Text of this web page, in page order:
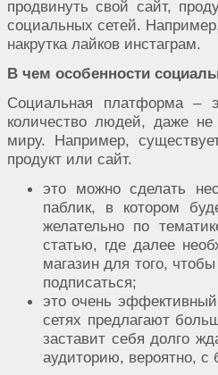
продвинуть свой сайт,
социальных сетей.
накрутка лайков инстаграм.
В чем особенности
Социальная платформа –
количество людей, даже
миру. Например,
продукт или сайт.
это можно сделать
паблик, в котором
желательно по
статью, где далее
магазин для того,
подписаться;
это очень
сетях предлагают
заставит себя долго
аудиторию, вероятно, с